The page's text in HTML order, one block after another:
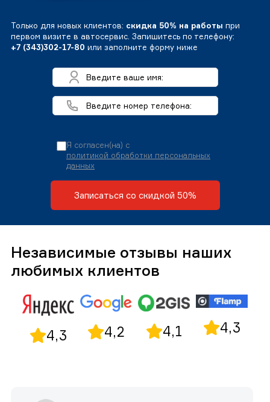
Только для новых клиентов: скидка 50% на работы при
первом визите в автосервис. Запишитесь по телефону:
+7 (343)302-17-80 или заполните форму ниже
Я согласен(на) с
политикой обработки персональных
данных
Записаться со скидкой 50%
Независимые отзывы наших
любимых клиентов
4,3 4,2 4,1 4,3